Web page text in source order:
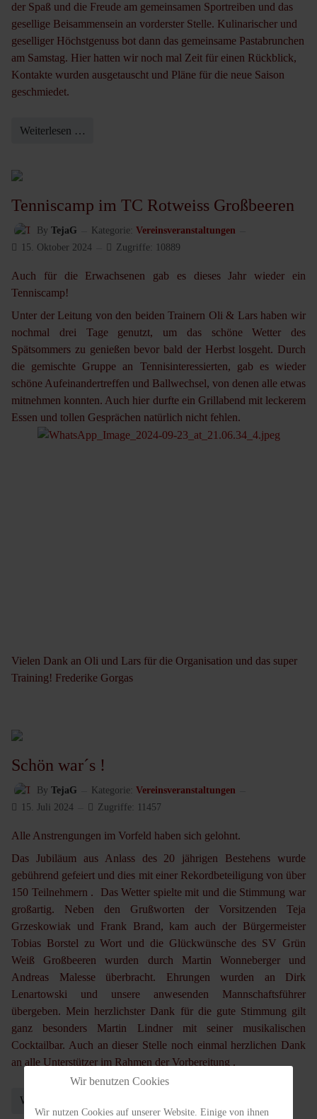
der Spaß und die Freude am gemeinsamen Sportreiben und das
gesellige Beisammensein an vorderster Stelle. Kulinarischer und
geselliger Höchstgenuss bot dann das gemeinsame Pastabrunchen
am Samstag. Hier hatten wir noch mal Zeit für einen Rückblick,
Kontakte wurden ausgetauscht und Pläne für die neue Saison
geschmiedet.
Weiterlesen …
Tenniscamp im TC Rotweiss Großbeeren
By TejaG Kategorie: Vereinsveranstaltungen
15. Oktober 2024
Zugriffe: 10889
Auch für die Erwachsenen gab es dieses Jahr wieder ein
Tenniscamp!
Unter der Leitung von den beiden Trainern Oli & Lars haben wir
nochmal drei Tage genutzt, um das schöne Wetter des
Spätsommers zu genießen bevor bald der Herbst losgeht. Durch
die gemischte Gruppe an Tennisinteressierten, gab es wieder
schöne Aufeinandertreffen und Ballwechsel, von denen alle etwas
mitnehmen konnten. Auch hier durfte ein Grillabend mit leckerem
Essen und tollen Gesprächen natürlich nicht fehlen.
Vielen Dank an Oli und Lars für die Organisation und das super
Training! Frederike Gorgas
Schön war´s !
By TejaG Kategorie: Vereinsveranstaltungen
15. Juli 2024
Zugriffe: 11457
Alle Anstrengungen im Vorfeld haben sich gelohnt.
Das Jubiläum aus Anlass des 20 jährigen Bestehens wurde
gebührend gefeiert und dies mit einer Rekordbeteiligung von über
150 Teilnehmern . Das Wetter spielte mit und die Stimmung war
großartig. Neben den Grußworten der Vorsitzenden Teja
Grzeskowiak und Frank Brand, kam auch der Bürgermeister
Tobias Borstel zu Wort und die Glückwünsche des SV Grün
Weiß Großbeeren wurden durch Martin Wonneberger und
Andreas Malesse überbracht. Ehrungen wurden an Dirk
Lenartowski und unsere anwesenden Mannschaftsführer
übergeben. Mein herzlichster Dank für die gute Stimmung gilt
ganz besonders Martin Lindner mit seiner musikalischen
Cocktailbar. Auch an dieser Stelle noch einmal herzlichen Dank
an alle Unterstützer im Rahmen der Vorbereitung .
Weiterlesen …
Wir benutzen Cookies
Wir nutzen Cookies auf unserer Website. Einige von ihnen